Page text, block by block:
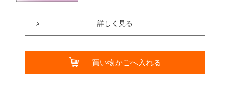
詳しく見る
買い物かごへ入れる